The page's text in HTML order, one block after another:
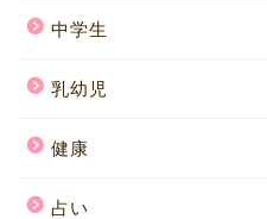
中学生
乳幼児
健康
占い